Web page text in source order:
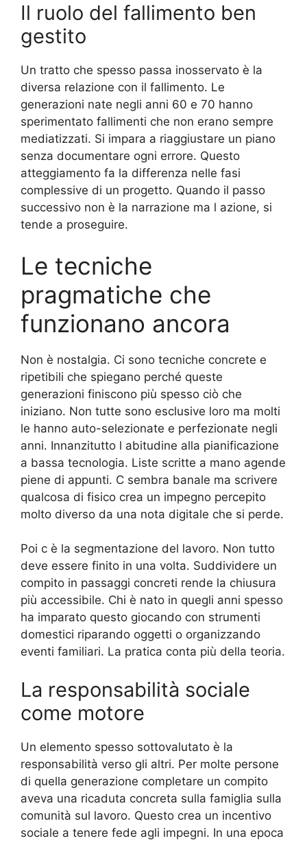
Il ruolo del fallimento ben
gestito
Un tratto che spesso passa inosservato è la
diversa relazione con il fallimento. Le
generazioni nate negli anni 60 e 70 hanno
sperimentato fallimenti che non erano sempre
mediatizzati. Si impara a riaggiustare un piano
senza documentare ogni errore. Questo
atteggiamento fa la differenza nelle fasi
complessive di un progetto. Quando il passo
successivo non è la narrazione ma l azione, si
tende a proseguire.
Le tecniche
pragmatiche che
funzionano ancora
Non è nostalgia. Ci sono tecniche concrete e
ripetibili che spiegano perché queste
generazioni finiscono più spesso ciò che
iniziano. Non tutte sono esclusive loro ma molti
le hanno auto-selezionate e perfezionate negli
anni. Innanzitutto l abitudine alla pianificazione
a bassa tecnologia. Liste scritte a mano agende
piene di appunti. C sembra banale ma scrivere
qualcosa di fisico crea un impegno percepito
molto diverso da una nota digitale che si perde.
Poi c è la segmentazione del lavoro. Non tutto
deve essere finito in una volta. Suddividere un
compito in passaggi concreti rende la chiusura
più accessibile. Chi è nato in quegli anni spesso
ha imparato questo giocando con strumenti
domestici riparando oggetti o organizzando
eventi familiari. La pratica conta più della teoria.
La responsabilità sociale
come motore
Un elemento spesso sottovalutato è la
responsabilità verso gli altri. Per molte persone
di quella generazione completare un compito
aveva una ricaduta concreta sulla famiglia sulla
comunità sul lavoro. Questo crea un incentivo
sociale a tenere fede agli impegni. In una epoca